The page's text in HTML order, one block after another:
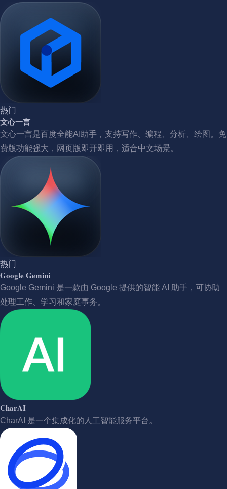
热门
文心一言
文心一言是百度全能AI助手，支持写作、编程、分析、绘图。免
费版功能强大，网页版即开即用，适合中文场景。
热门
Google Gemini
Google Gemini 是一款由 Google 提供的智能 AI 助手，可协助
处理工作、学习和家庭事务。
CharAI
CharAI 是一个集成化的人工智能服务平台。